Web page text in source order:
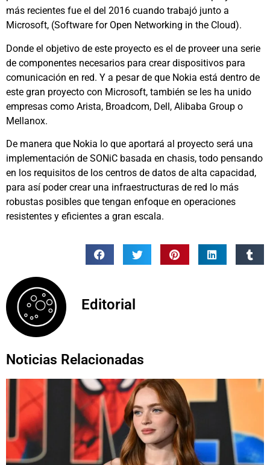
más recientes fue el del 2016 cuando trabajó junto a
Microsoft, (Software for Open Networking in the Cloud).
Donde el objetivo de este proyecto es el de proveer una serie
de componentes necesarios para crear dispositivos para
comunicación en red. Y a pesar de que Nokia está dentro de
este gran proyecto con Microsoft, también se les ha unido
empresas como Arista, Broadcom, Dell, Alibaba Group o
Mellanox.
De manera que Nokia lo que aportará al proyecto será una
implementación de SONiC basada en chasis, todo pensando
en los requisitos de los centros de datos de alta capacidad,
para así poder crear una infraestructuras de red lo más
robustas posibles que tengan enfoque en operaciones
resistentes y eficientes a gran escala.
Editorial
Noticias Relacionadas